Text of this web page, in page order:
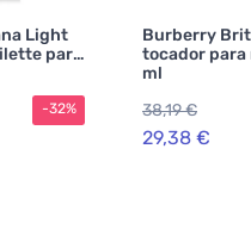
Light
para
-32%
Burberry
tocador para
ml
38,19 €
29,38 €